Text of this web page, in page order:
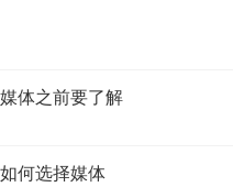
体之前要了解
何选择媒体